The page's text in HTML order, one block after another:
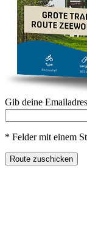
Gib deine
* Felder mit einem